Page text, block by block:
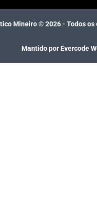
Mineiro ©2026- Todos os
Mantido por Evercode